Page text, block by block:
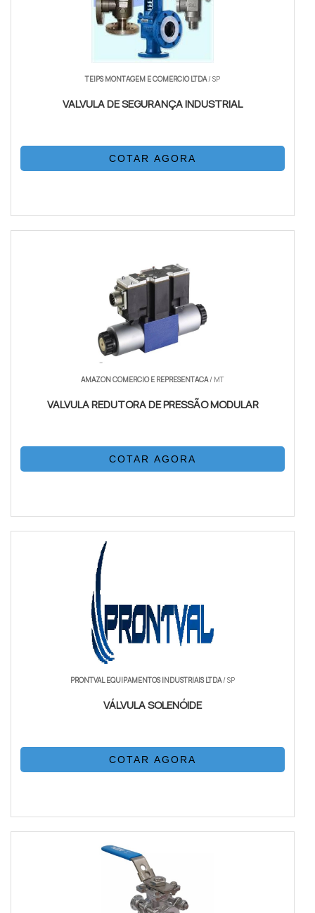
TEIPS MONTAGEM E COMERCIO LTDA/ SP
VALVULA DE SEGURANÇA INDUSTRIAL
COTAR AGORA
AMAZON COMERCIO E REPRESENTACA/ MT
VALVULA REDUTORA DE PRESSÃO MODULAR
COTAR AGORA
PRONTVAL EQUIPAMENTOS INDUSTRIAIS LTDA/ SP
VÁLVULA SOLENÓIDE
COTAR AGORA